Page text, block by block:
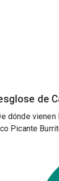
de
dónde
Picante